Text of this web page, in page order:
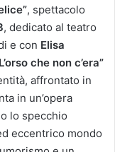
, spettacolo
, dedicato al teatro
e con Elisa
L’orso che non c’era”
affrontato in
in un’opera
lo specchio
eccentrico mondo